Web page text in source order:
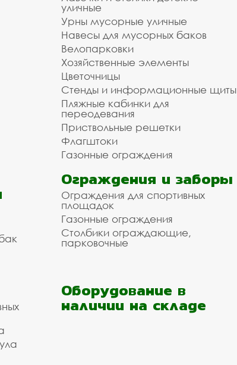
уличные
Урны мусорные уличные
Навесы для мусорных баков
Велопарковки
Хозяйственные элементы
Цветочницы
Стенды и информационные щиты
Пляжные кабинки для
переодевания
Приствольные решетки
Флагштоки
Газонные ограждения
Ограждения и заборы
Ограждения для спортивных
площадок
Газонные ограждения
Столбики ограждающие,
парковочные
Оборудование в
наличии на складе